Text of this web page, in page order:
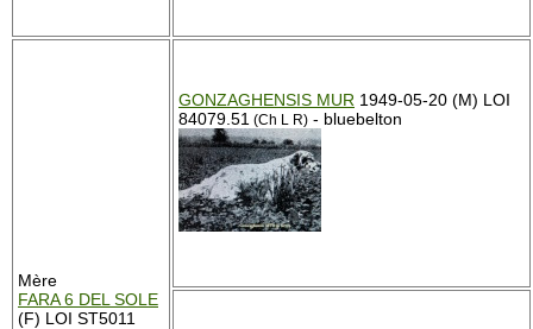
Mère
FARA 6 DEL SOLE
(F) LOI ST5011
GONZAGHENSIS MUR 1949-05-20 (M) LOI
84079.51 (Ch L R) - bluebelton